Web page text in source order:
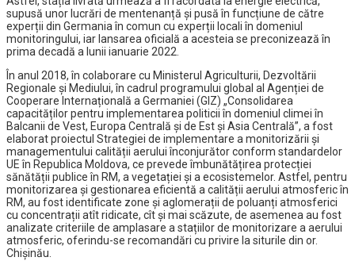
supusă unor lucrări de mentenanță și pusă în funcțiune de către
experții din Germania în comun cu experții locali în domeniul
monitoringului, iar lansarea oficială a acesteia se preconizează în
prima decadă a lunii ianuarie 2022.
În anul 2018, în colaborare cu Ministerul Agriculturii, Dezvoltării
Regionale și Mediului, în cadrul programului global al Agenției de
Cooperare Internațională a Germaniei (GIZ) „Consolidarea
capacităților pentru implementarea politicii în domeniul climei în
Balcanii de Vest, Europa Centrală și de Est și Asia Centrală”, a fost
elaborat proiectul Strategiei de implementare a monitorizării și
managementului calității aerului înconjurător conform standardelor
UE în Republica Moldova, ce prevede îmbunătățirea protecției
sănătății publice în RM, a vegetației și a ecosistemelor. Astfel, pentru
monitorizarea și gestionarea eficientă a calității aerului atmosferic în
RM, au fost identificate zone și aglomerații de poluanți atmosferici
cu concentrații atît ridicate, cît și mai scăzute, de asemenea au fost
analizate criteriile de amplasare a stațiilor de monitorizare a aerului
atmosferic, oferindu-se recomandări cu privire la siturile din or.
Chișinău.